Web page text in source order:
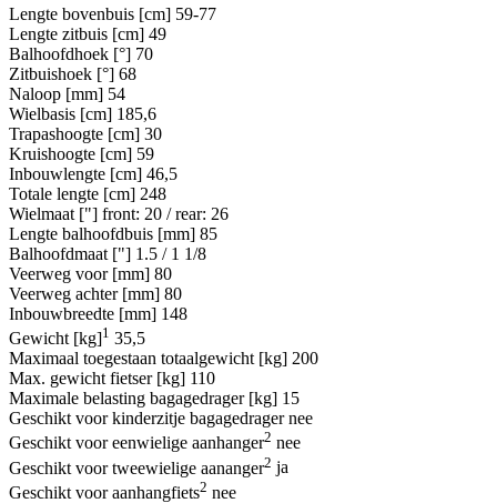
Lengte bovenbuis [cm] 59-77
Lengte zitbuis [cm] 49
Balhoofdhoek [°] 70
Zitbuishoek [°] 68
Naloop [mm] 54
Wielbasis [cm] 185,6
Trapashoogte [cm] 30
Kruishoogte [cm] 59
Inbouwlengte [cm] 46,5
Totale lengte [cm] 248
Wielmaat ["] front: 20 / rear: 26
Lengte balhoofdbuis [mm] 85
Balhoofdmaat ["] 1.5 / 1 1/8
Veerweg voor [mm] 80
Veerweg achter [mm] 80
Inbouwbreedte [mm] 148
Gewicht [kg]1 35,5
Maximaal toegestaan totaalgewicht [kg] 200
Max. gewicht fietser [kg] 110
Maximale belasting bagagedrager [kg] 15
Geschikt voor kinderzitje bagagedrager nee
Geschikt voor eenwielige aanhanger2 nee
Geschikt voor tweewielige aananger2 ja
Geschikt voor aanhangfiets2 nee